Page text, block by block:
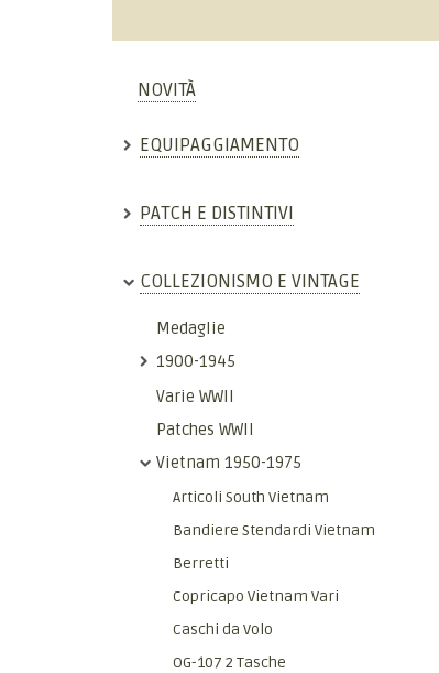
NOVITÀ
EQUIPAGGIAMENTO
PATCH E DISTINTIVI
COLLEZIONISMO E VINTAGE
Medaglie
1900-1945
Varie WWII
Patches WWII
Vietnam 1950-1975
Articoli South Vietnam
Bandiere Stendardi Vietnam
Berretti
Copricapo Vietnam Vari
Caschi da Volo
OG-107 2 Tasche